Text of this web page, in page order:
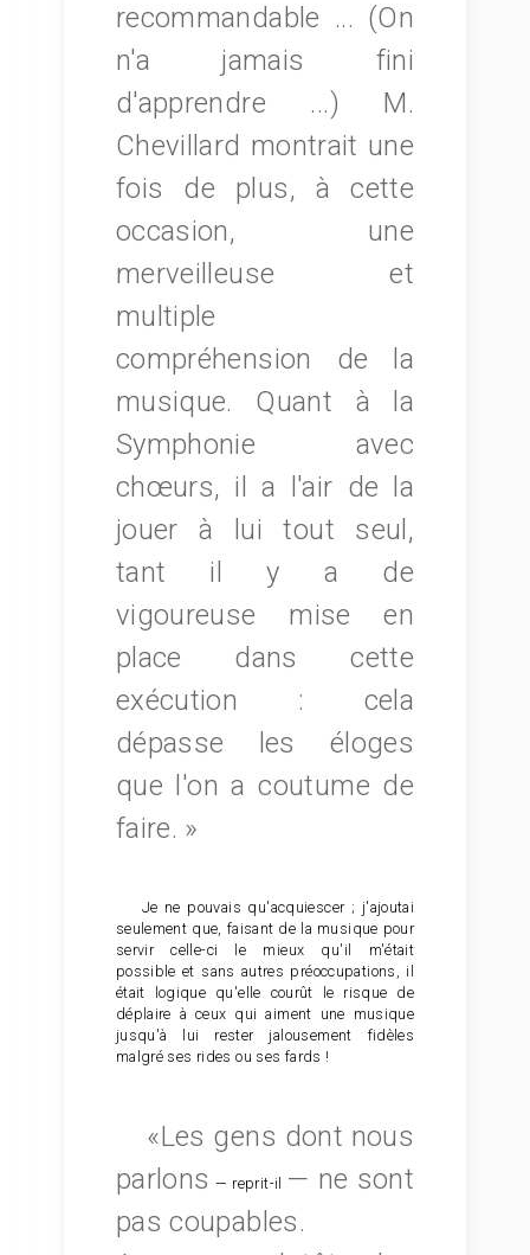
recommandable ... (On
n'a jamais fini
d'apprendre ...) M.
Chevillard montrait une
fois de plus, à cette
occasion, une
merveilleuse et
multiple
compréhension de la
musique. Quant à la
Symphonie avec
chœurs, il a l'air de la
jouer à lui tout seul,
tant il y a de
vigoureuse mise en
place dans cette
exécution : cela
dépasse les éloges
que l'on a coutume de
faire. »
Je ne pouvais qu'acquiescer ; j'ajoutai
seulement que, faisant de la musique pour
servir celle-ci le mieux qu'il m'était
possible et sans autres préoccupations, il
était logique qu'elle courût le risque de
déplaire à ceux qui aiment une musique
jusqu'à lui rester jalousement fidèles
malgré ses rides ou ses fards !
«Les gens dont nous
parlons — reprit-il — ne sont
pas coupables.